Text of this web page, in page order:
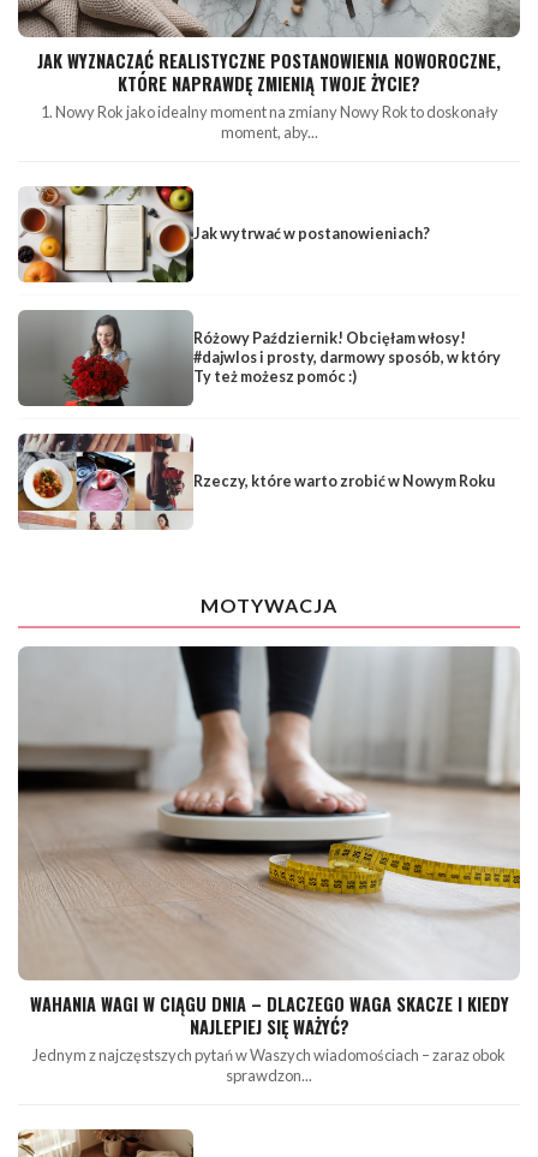
JAK WYZNACZAĆ REALISTYCZNE POSTANOWIENIA NOWOROCZNE,
KTÓRE NAPRAWDĘ ZMIENIĄ TWOJE ŻYCIE?
1. Nowy Rok jako idealny moment na zmiany Nowy Rok to doskonały
moment, aby...
Jak wytrwać w postanowieniach?
Różowy Październik! Obcięłam włosy!
#dajwlos i prosty, darmowy sposób, w który
Ty też możesz pomóc :)
Rzeczy, które warto zrobić w Nowym Roku
MOTYWACJA
WAHANIA WAGI W CIĄGU DNIA – DLACZEGO WAGA SKACZE I KIEDY
NAJLEPIEJ SIĘ WAŻYĆ?
Jednym z najczęstszych pytań w Waszych wiadomościach – zaraz obok
sprawdzon...